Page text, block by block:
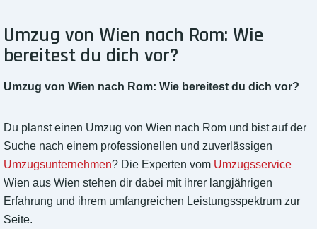
Umzug von Wien nach Rom: Wie
bereitest du dich vor?
Umzug von Wien nach Rom: Wie bereitest du dich vor?
Du planst einen Umzug von Wien nach Rom und bist auf der
Suche nach einem professionellen und zuverlässigen
Umzugsunternehmen? Die Experten vom Umzugsservice
Wien aus Wien stehen dir dabei mit ihrer langjährigen
Erfahrung und ihrem umfangreichen Leistungsspektrum zur
Seite.